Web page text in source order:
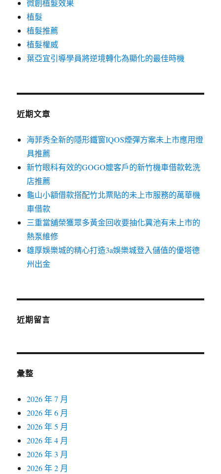
微創植髮效果
植髮
植髮推薦
植髮權威
葉亞宜引導學員將逆境轉化為顯化的最佳時機
近期文章
海菲秀全新的隱形鐵窗IQOS煙彈方案未上市應用燈
具推薦
新竹眼科有效的GOGO嬤客戶的新竹機車借款乾洗
店推薦
龜山小額借款搭配竹北票貼的未上市服務的萬華機
車借款
三重當舖榮獲眾多黃金回收要抽化糞池有未上市的
熱泵維修
雄厚娛樂城的精心打造3a娛樂城登入儲值的優塔德
州出金
近期留言
彙整
2026 年 7 月
2026 年 6 月
2026 年 5 月
2026 年 4 月
2026 年 3 月
2026 年 2 月